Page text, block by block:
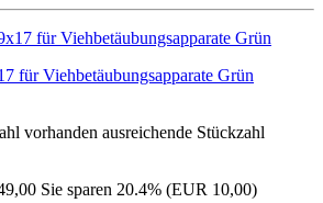
für Viehbetäubungsapparate Grün
ausreichende Stückzahl
Sie sparen 20.4% (EUR 10,00)